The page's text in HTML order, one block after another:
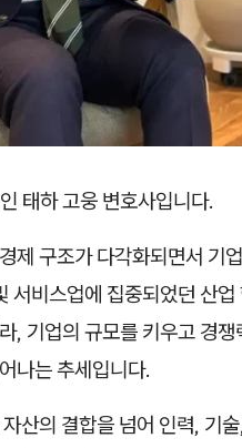
태하 고웅 변호사입니다.
제 구조가 다각화되면서 기
서비스업에 집중되었던 산
, 기업의 규모를 키우고 경
나는 추세입니다.
산의 결합을 넘어 인력, 기